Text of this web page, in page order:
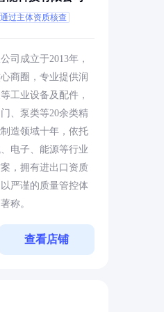
通过主体资质核查
司成立于2013年，
商圈，专业提供润
工业设备及配件，
、泵类等20余类精
造领域十年，依托
电子、能源等行业
，拥有进出口资质
严谨的质量管控体
称。
查看店铺